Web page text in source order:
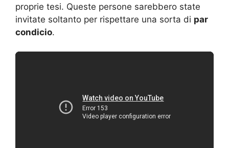
proprie tesi. Queste persone sarebbero state
invitate soltanto per rispettare una sorta di par
condicio.